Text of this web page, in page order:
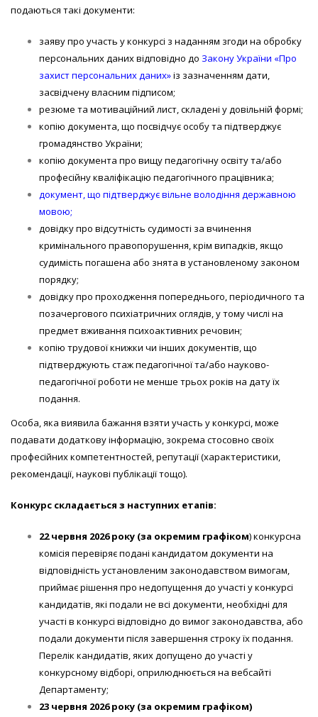
подаються такі документи:
заяву про участь у конкурсі з наданням згоди на обробку
персональних даних відповідно до Закону України «Про
захист персональних даних»із зазначенням дати,
засвідчену власним підписом;
резюме та мотиваційний лист, складені у довільній формі;
копію документа, що посвідчує особу та підтверджує
громадянство України;
копію документа про вищу педагогічну освіту та/або
професійну кваліфікацію педагогічного працівника;
документ, що підтверджує вільне володіння державною
мовою;
довідку про відсутність судимості за вчинення
кримінального правопорушення, крім випадків, якщо
судимість погашена або знята в установленому законом
порядку;
довідку про проходження попереднього, періодичного та
позачергового психіатричних оглядів, у тому числі на
предмет вживання психоактивних речовин;
копію трудової книжки чи інших документів, що
підтверджують стаж педагогічної та/або науково-
педагогічної роботи не менше трьох років на дату їх
подання.
Особа, яка виявила бажання взяти участь у конкурсі, може
подавати додаткову інформацію, зокрема стосовно своїх
професійних компетентностей, репутації (характеристики,
рекомендації, наукові публікації тощо).
Конкурс складається з наступних етапів:
22 червня 2026року (за окремим графіком) конкурсна
комісія перевіряє подані кандидатом документи на
відповідність установленим законодавством вимогам,
приймає рішення про недопущення до участі у конкурсі
кандидатів, які подали не всі документи, необхідні для
участі в конкурсі відповідно до вимог законодавства, або
подали документи після завершення строку їх подання.
Перелік кандидатів, яких допущено до участі у
конкурсному відборі, оприлюднюється на вебсайті
Департаменту;
23 червня 2026року (за окремим графіком)